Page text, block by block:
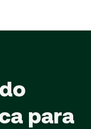
para